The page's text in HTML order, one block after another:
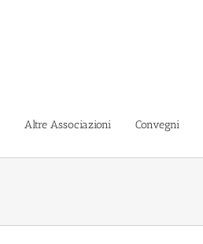
Altre Associazioni Convegni